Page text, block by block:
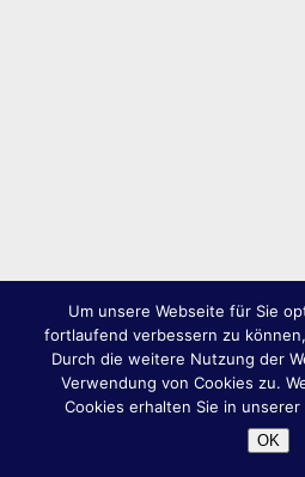
Um unsere Webseite für Sie
fortlaufend verbessern zu
Durch die weitere Nutzung der
Verwendung von Cookies zu.
Cookies erhalten Sie in unserer
OK